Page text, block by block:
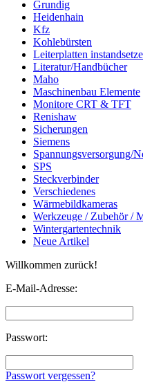
Grundig
Heidenhain
Kfz
Kohlebürsten
Leiterplatten
Literatur/Handbücher
Maho
Maschinenbau Elemente
Monitore CRT & TFT
Renishaw
Sicherungen
Siemens
Spannungsversorgung/
SPS
Steckverbinder
Verschiedenes
Wärmebildkameras
Werkzeuge / Zubehör /
Wintergartentechnik
Neue Artikel
Willkommen zurück!
E-Mail-Adresse:
Passwort:
Passwort vergessen?